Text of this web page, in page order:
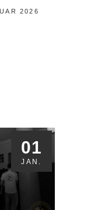
2026
01
JAN.